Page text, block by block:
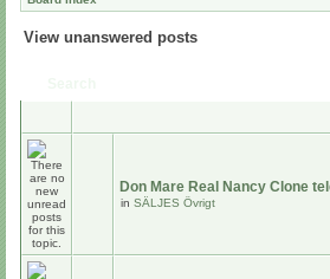
View unanswered posts
Don Mare Real Nancy Clone
in SÄLJES Övrigt